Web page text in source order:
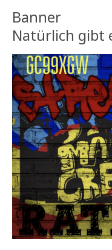
Banner
Natürlich gibt